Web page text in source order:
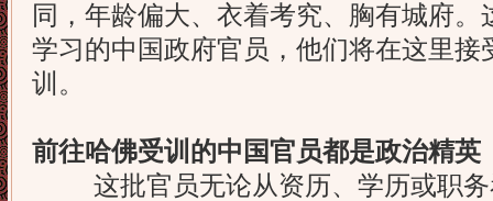
同，年龄偏大、衣着考究、胸有城府
学习的中国政府官员，他们将在这里接
训。
前往哈佛受训的中国官员都是政治精英
这批官员无论从资历、学历或职务